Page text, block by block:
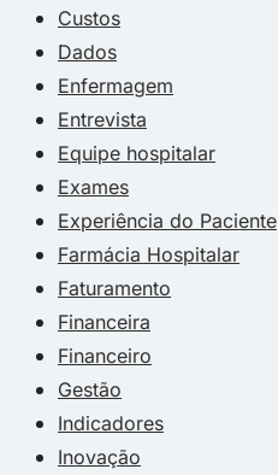
Custos
Dados
Enfermagem
Entrevista
Equipe hospitalar
Exames
Experiência do Paciente
Farmácia Hospitalar
Faturamento
Financeira
Financeiro
Gestão
Indicadores
Inovação